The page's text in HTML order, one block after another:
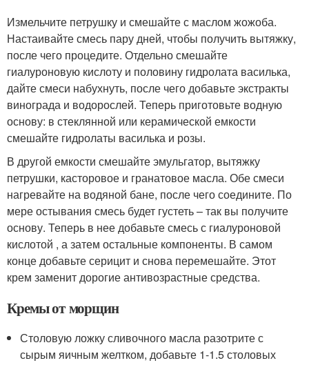
Измельчите петрушку и смешайте с маслом жожоба.
Настаивайте смесь пару дней, чтобы получить вытяжку,
после чего процедите. Отдельно смешайте
гиалуроновую кислоту и половину гидролата василька,
дайте смеси набухнуть, после чего добавьте экстракты
винограда и водорослей. Теперь приготовьте водную
основу: в стеклянной или керамической емкости
смешайте гидролаты василька и розы.
В другой емкости смешайте эмульгатор, вытяжку
петрушки, касторовое и гранатовое масла. Обе смеси
нагревайте на водяной бане, после чего соедините. По
мере остывания смесь будет густеть – так вы получите
основу. Теперь в нее добавьте смесь с гиалуроновой
кислотой , а затем остальные компоненты. В самом
конце добавьте серицит и снова перемешайте. Этот
крем заменит дорогие антивозрастные средства.
Кремы от морщин
Столовую ложку сливочного масла разотрите с
сырым яичным желтком, добавьте 1-1.5 столовых